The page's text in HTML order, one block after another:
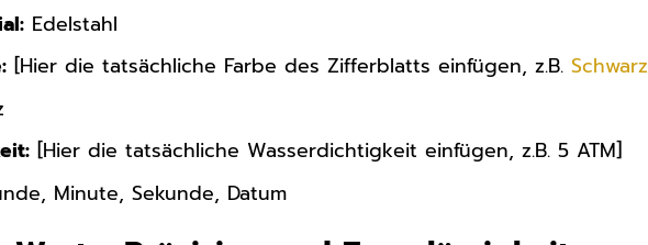
Edelstahl
[Hier die tatsächliche Farbe des Zifferblatts einfügen, z.B.Schwarz
[Hier die tatsächliche Wasserdichtigkeit einfügen, z.B. 5 ATM]
Minute, Sekunde, Datum